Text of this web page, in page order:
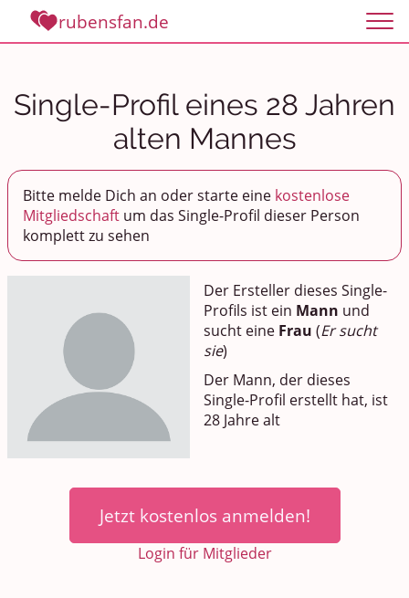
rubensfan.de
Single-Profil eines 28 Jahren
alten Mannes
Bitte melde Dich an oder starte eine kostenlose
Mitgliedschaft um das Single-Profil dieser Person
komplett zu sehen
Der Ersteller dieses Single-
Profils ist ein Mann und
sucht eine Frau (Er sucht
sie)
Der Mann, der dieses
Single-Profil erstellt hat, ist
28 Jahre alt
Jetzt kostenlos anmelden!
Login für Mitglieder